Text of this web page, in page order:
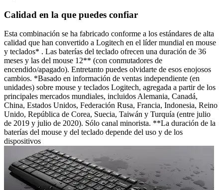
Calidad en la que puedes confiar
Esta combinación se ha fabricado conforme a los estándares de alta
calidad que han convertido a Logitech en el líder mundial en mouse
y teclados* . Las baterías del teclado ofrecen una duración de 36
meses y las del mouse 12** (con conmutadores de
encendido/apagado). Entretanto puedes olvidarte de esos enojosos
cambios. *Basado en información de ventas independiente (en
unidades) sobre mouse y teclados Logitech, agregada a partir de los
principales mercados mundiales, incluidos Alemania, Canadá,
China, Estados Unidos, Federación Rusa, Francia, Indonesia, Reino
Unido, República de Corea, Suecia, Taiwán y Turquía (entre julio
de 2019 y julio de 2020). Sólo canal minorista. **La duración de la
baterías del mouse y del teclado depende del uso y de los
dispositivos